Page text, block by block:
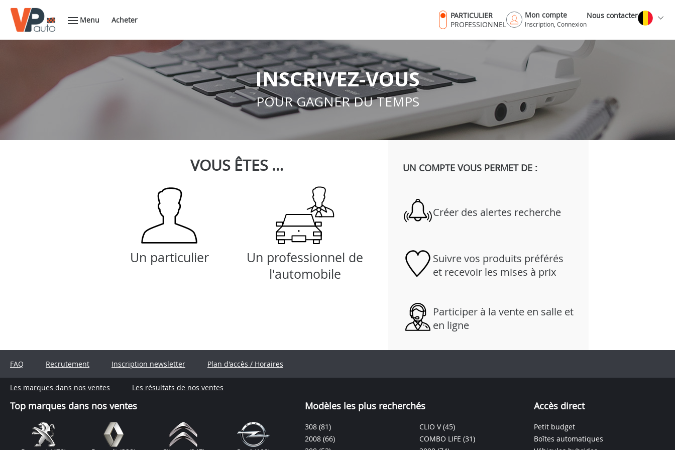
Menu Acheter
PARTICULIER
PROFESSIONNEL
Mon compte
Inscription, Connexion
Nous contacter
INSCRIVEZ-VOUS
POUR GAGNER DU TEMPS
VOUS ÊTES …
Un particulier
Un professionnel de
l'automobile
UN COMPTE VOUS PERMET DE :
Créer des alertes recherche
Suivre vos produits préférés
et recevoir les mises à prix
Participer à la vente en salle et
en ligne
FAQ Recrutement Inscription newsletter Plan d'accès / Horaires
Les marques dans nos ventes Les résultats de nos ventes
Top marques dans nos ventes Modèles les plus recherchés
308 (81)
2008 (66)
CLIO V(45)
COMBO LIFE (31)
Accès direct
Petit budget
Boîtes automatiques